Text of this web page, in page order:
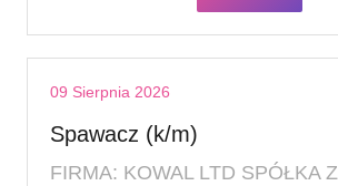
09 Sierpnia 2026
Spawacz (k/m)
FIRMA: KOWAL LTD SPÓŁKA Z